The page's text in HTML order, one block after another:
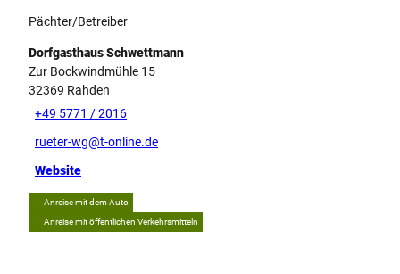
Pächter/Betreiber
Dorfgasthaus Schwettmann
Zur Bockwindmühle 15
32369 Rahden
+49 5771 / 2016
rueter-wg@t-online.de
Website
Anreise mit dem Auto
Anreise mit öffentlichen Verkehrsmitteln